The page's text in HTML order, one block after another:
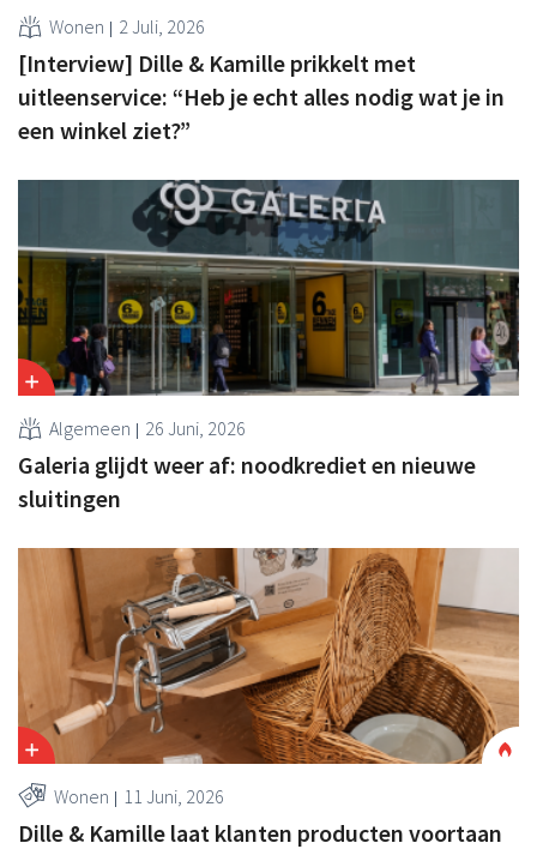
Wonen 2 Juli, 2026
[Interview] Dille & Kamille prikkelt met
uitleenservice: “Heb je echt alles nodig wat je in
een winkel ziet?”
Algemeen 26 Juni, 2026
Galeria glijdt weer af: noodkrediet en nieuwe
sluitingen
Wonen 11 Juni, 2026
Dille & Kamille laat klanten producten voortaan